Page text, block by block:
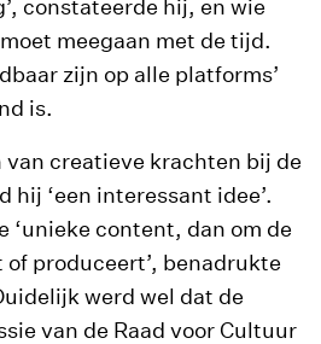
constateerde hij, en wie
meegaan met de tijd.
zijn op alle platforms’
is.
van creatieve krachten bij de
hij ‘een interessant idee’.
‘unieke content, dan om de
produceert’, benadrukte
werd wel dat de
van de Raad voor Cultuur